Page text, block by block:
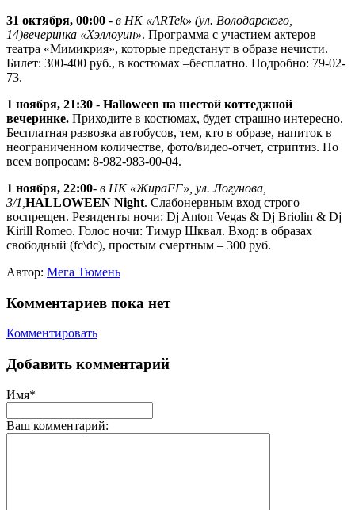
31 октября, 00:00 - в НК «АRTek» (ул. Володарского,
14)вечеринка «Хэллоуин». Программа с участием актеров
театра «Мимикрия», которые предстанут в образе нечисти.
Билет: 300-400 руб., в костюмах –бесплатно. Подробно: 79-02-
73.
1 ноября, 21:30 - Halloween на шестой коттеджной
вечеринке. Приходите в костюмах, будет страшно интересно.
Бесплатная развозка автобусов, тем, кто в образе, напиток в
неограниченном количестве, фото/видео-отчет, стриптиз. По
всем вопросам: 8-982-983-00-04.
1 ноября, 22:00- в НК «ЖираFF», ул. Логунова,
3/1, HALLOWEEN Night. Слабонервным вход строго
воспрещен. Резиденты ночи: Dj Anton Vegas & Dj Briolin & Dj
Kirill Romeo. Голос ночи: Тимур Шквал. Вход: в образах
свободный (fc\dc), простым смертным – 300 руб.
Автор: Мега Тюмень
Комментариев пока нет
Комментировать
Добавить комментарий
Имя*
Ваш комментарий: